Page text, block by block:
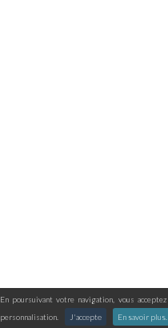
En poursuivant votre navigation, vous
personnalisation.
J'accepte En savoir plus.